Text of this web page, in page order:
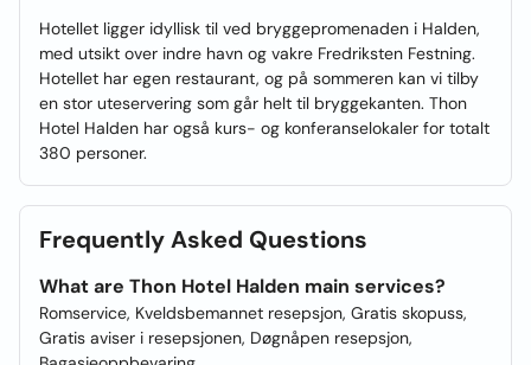
Hotellet ligger idyllisk til ved bryggepromenaden i Halden,
med utsikt over indre havn og vakre Fredriksten Festning.
Hotellet har egen restaurant, og på sommeren kan vi tilby
en stor uteservering som går helt til bryggekanten. Thon
Hotel Halden har også kurs- og konferanselokaler for totalt
380 personer.
Frequently Asked Questions
What are Thon Hotel Halden main services?
Romservice, Kveldsbemannet resepsjon, Gratis skopuss,
Gratis aviser i resepsjonen, Døgnåpen resepsjon,